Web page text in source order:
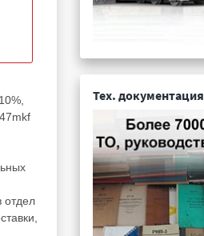
отдел
Тех. документация